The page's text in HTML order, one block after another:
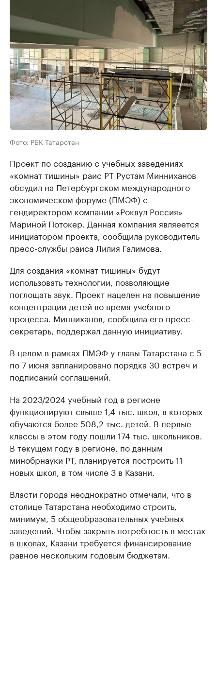
Фото: РБК Татарстан
Проект по созданию с учебных заведениях
«комнат тишины» раис РТ Рустам Минниханов
обсудил на Петербургском международного
экономическом форуме (ПМЭФ) с
гендиректором компании «Роквул Россия»
Мариной Потокер. Данная компания являеется
инициатором проекта, сообщила руководитель
пресс-службы раиса Лилия Галимова.
Для создания «комнат тишины» будут
использовать технологии, позволяющие
поглощать звук. Проект нацелен на повышение
концентрации детей во время учебного
процесса. Минниханов, сообщила его пресс-
секретарь, поддержал данную инициативу.
В целом в рамках ПМЭФ у главы Татарстана с 5
по 7 июня запланировано порядка 30 встреч и
подписаний соглашений.
На 2023/2024 учебный год в регионе
функционируют свыше 1,4 тыс. школ, в которых
обучаются более 508,2 тыс. детей. В первые
классы в этом году пошли 174 тыс. школьников.
В текущем году в регионе, по данным
минобрнауки РТ, планируется построить 11
новых школ, в том числе 3 в Казани.
Власти города неоднократно отмечали, что в
столице Татарстана необходимо строить,
минимум, 5 общеобразовательных учебных
заведений. Чтобы закрыть потребность в местах
в школах , Казани требуется финансирование
равное нескольким годовым бюджетам.